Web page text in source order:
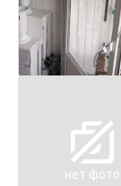
нет фото